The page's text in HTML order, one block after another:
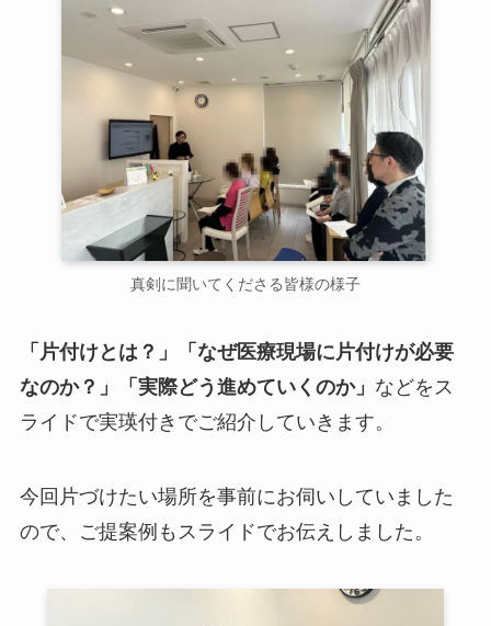
真剣に聞いてくださる皆様の様子
「片付けとは？」「なぜ医療現場に片付けが必要
なのか？」「実際どう進めていくのか」 などをス
ライドで実瑛付きでご紹介していきます。
今回片づけたい場所を事前にお伺いしていました
ので、ご提案例もスライドでお伝えしました。